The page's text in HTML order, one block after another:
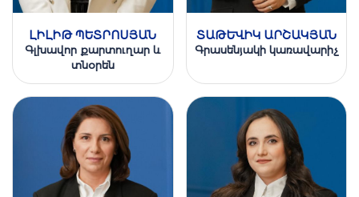
ԼԻԼԻԹ ՊԵՏՐՈՍՅԱՆ
Գլխավոր քարտուղար և
տնօրեն
ՏԱԹԵՒԻԿ ԱՐՇԱԿՅԱՆ
Գրասենյակի կառավարիչ